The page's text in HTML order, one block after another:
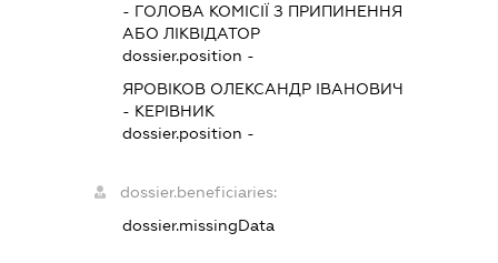
- ГОЛОВА КОМІСІЇ З ПРИПИНЕННЯ
АБО ЛІКВІДАТОР
dossier.position -
ЯРОВІКОВ ОЛЕКСАНДР ІВАНОВИЧ
- КЕРІВНИК
dossier.position -
dossier.beneficiaries:
dossier.missingData